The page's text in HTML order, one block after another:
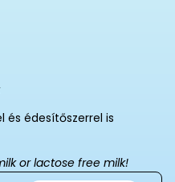
és édesítőszerrel is
or lactose free milk!